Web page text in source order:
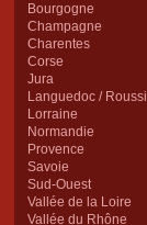
Bourgogne
Champagne
Charentes
Corse
Jura
Languedoc /
Lorraine
Normandie
Provence
Savoie
Sud-Ouest
Vallée de la Loire
Vallée du Rhône